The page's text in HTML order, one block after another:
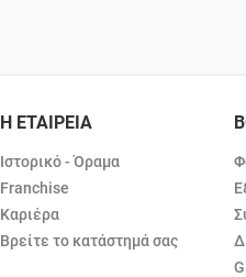
Η ΕΤΑΙΡΕΙΑ
Ιστορικό - Όραμα
Franchise
Καριέρα
Βρείτε το κατάστημά σας